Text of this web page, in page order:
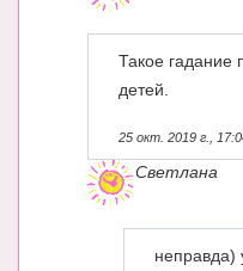
Такое гадание
детей.
25 окт. 2019 г.,
Светлана